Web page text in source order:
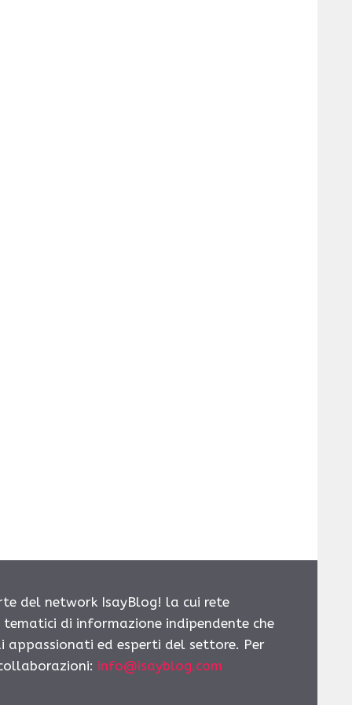
del network IsayBlog! la cui rete
di informazione indipendente che
ed esperti del settore. Per
info@isayblog.com